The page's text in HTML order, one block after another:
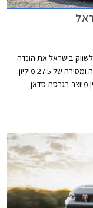
בישראל את הונדה
סיוויק החדשה. הונדה סיוויק חגגה בקיץ האחרון 50 שנה ומסירה של 27.5 מיליון
סיוויק עדיין מיוצר בגרסת סדאן
הנעה היברידית
נמוכות לשוק
אנחנו מעריכים בצער